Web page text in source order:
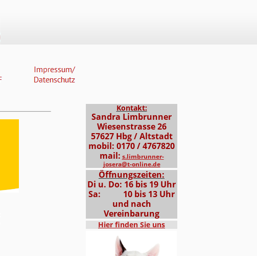
Kontakt:
Sandra Limbrunner
Wiesenstrasse 26
57627 Hbg / Altstadt
mobil: 0170 / 4767820
mail: s.limbrunner-
josera@t-online.de
Öffnungszeiten:
Di u. Do: 16 bis 19 Uhr
Sa:
10 bis 13 Uhr
und nach
Vereinbarung
Hier finden Sie uns